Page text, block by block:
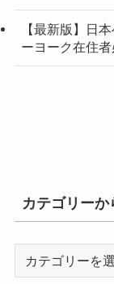
【最新版】日
ーヨーク在住者
カテゴリーか